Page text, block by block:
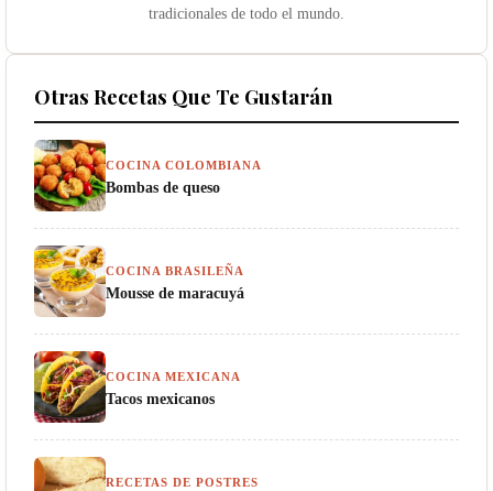
tradicionales de todo el mundo.
Otras Recetas Que Te Gustarán
COCINA COLOMBIANA
Bombas de queso
COCINA BRASILEÑA
Mousse de maracuyá
COCINA MEXICANA
Tacos mexicanos
RECETAS DE POSTRES